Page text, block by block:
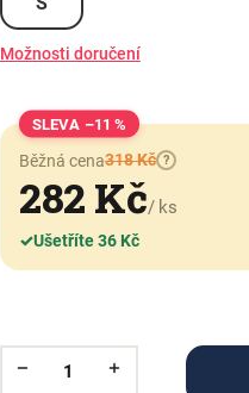
Možnosti doručení
–11 %
Běžná cena318 Kč ?
282 Kč/ ks
✓Ušetříte 36 Kč